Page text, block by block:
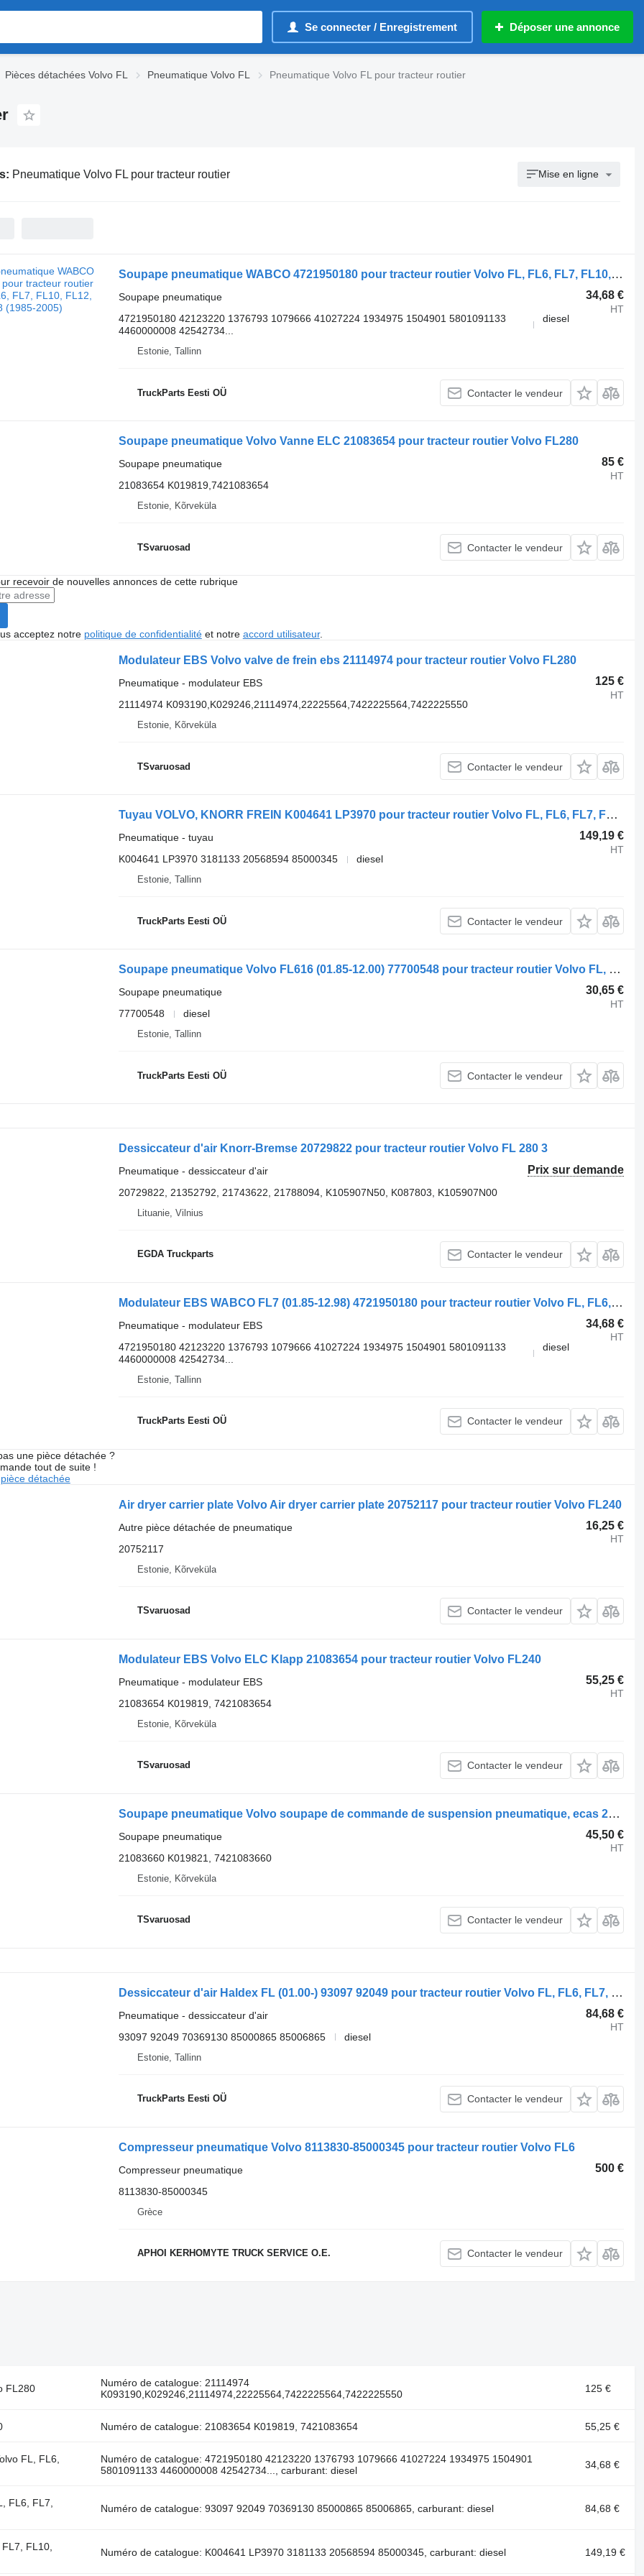
Se connecter / Enregistrement Déposer une annonce
Pièces détachées Volvo FL Pneumatique Volvo FL Pneumatique Volvo FL pour tracteur routier
Pneumatique Volvo FL pour tracteur routier Mise en ligne
Soupape pneumatique WABCO 4721950180 pour tracteur routier Volvo FL, FL6, FL7, FL10, FL12, FS718 (1985-2005)
34,68 €
HT
Soupape pneumatique
4721950180 42123220 1376793 1079666 41027224 1934975 1504901 5801091133
4460000008 42542734...
diesel
Estonie, Tallinn
TruckParts Eesti OÜ Contacter le vendeur
Soupape pneumatique Volvo Vanne ELC 21083654 pour tracteur routier Volvo FL280
85 €
HT
Soupape pneumatique
21083654 K019819,7421083654
Estonie, Kõrveküla
TSvaruosad Contacter le vendeur
recevoir de nouvelles annonces de cette rubrique
acceptez notre politique de confidentialitéet notre accord utilisateur.
Modulateur EBS Volvo valve de frein ebs 21114974 pour tracteur routier Volvo FL280
125 €
HT
Pneumatique - modulateur EBS
21114974 K093190,K029246,21114974,22225564,7422225564,7422225550
Estonie, Kõrveküla
TSvaruosad Contacter le vendeur
Tuyau VOLVO, KNORR FREIN K004641 LP3970 pour tracteur routier Volvo FL, FL6, FL7, FL10, FL12, FS718 (1985-2005)
149,19 €
HT
Pneumatique - tuyau
K004641 LP3970 3181133 20568594 85000345
diesel
Estonie, Tallinn
TruckParts Eesti OÜ Contacter le vendeur
Soupape pneumatique Volvo FL616 (01.85-12.00) 77700548 pour tracteur routier Volvo FL, FL6, FL7, FL10, FL12, FS718 (1985-2005)
30,65 €
HT
Soupape pneumatique
77700548
diesel
Estonie, Tallinn
TruckParts Eesti OÜ Contacter le vendeur
Dessiccateur d'air Knorr-Bremse 20729822 pour tracteur routier Volvo FL 280 3
Prix sur demande
Pneumatique - dessiccateur d'air
20729822, 21352792, 21743622, 21788094, K105907N50, K087803, K105907N00
Lituanie, Vilnius
EGDA Truckparts Contacter le vendeur
Modulateur EBS WABCO FL7 (01.85-12.98) 4721950180 pour tracteur routier Volvo FL, FL6, FL7, FL10, FL12, FS718 (1985-2005)
34,68 €
HT
Pneumatique - modulateur EBS
4721950180 42123220 1376793 1079666 41027224 1934975 1504901 5801091133
4460000008 42542734...
diesel
Estonie, Tallinn
TruckParts Eesti OÜ Contacter le vendeur
une pièce détachée ?
tout de suite !
détachée
Air dryer carrier plate Volvo Air dryer carrier plate 20752117 pour tracteur routier Volvo FL240
16,25 €
HT
Autre pièce détachée de pneumatique
20752117
Estonie, Kõrveküla
TSvaruosad Contacter le vendeur
Modulateur EBS Volvo ELC Klapp 21083654 pour tracteur routier Volvo FL240
55,25 €
HT
Pneumatique - modulateur EBS
21083654 K019819, 7421083654
Estonie, Kõrveküla
TSvaruosad Contacter le vendeur
Soupape pneumatique Volvo soupape de commande de suspension pneumatique, ecas 21083660 pour tracteur routier Volvo FL240
45,50 €
HT
Soupape pneumatique
21083660 K019821, 7421083660
Estonie, Kõrveküla
TSvaruosad Contacter le vendeur
Dessiccateur d'air Haldex FL (01.00-) 93097 92049 pour tracteur routier Volvo FL, FL6, FL7, FL10, FL12, FS718 (1985-2005)
84,68 €
HT
Pneumatique - dessiccateur d'air
93097 92049 70369130 85000865 85006865
diesel
Estonie, Tallinn
TruckParts Eesti OÜ Contacter le vendeur
Compresseur pneumatique Volvo 8113830-85000345 pour tracteur routier Volvo FL6
500 €
Compresseur pneumatique
8113830-85000345
Grèce
APHOI KERHOMYTE TRUCK SERVICE O.E. Contacter le vendeur
FL280
Numéro de catalogue: 21114974
K093190,K029246,21114974,22225564,7422225564,7422225550
125 €
Numéro de catalogue: 21083654 K019819, 7421083654 55,25 €
FL, FL6,
Numéro de catalogue: 4721950180 42123220 1376793 1079666 41027224 1934975 1504901
5801091133 4460000008 42542734..., carburant: diesel
34,68 €
FL6, FL7,
Numéro de catalogue: 93097 92049 70369130 85000865 85006865, carburant: diesel 84,68 €
FL10,
Numéro de catalogue: K004641 LP3970 3181133 20568594 85000345, carburant: diesel 149,19 €